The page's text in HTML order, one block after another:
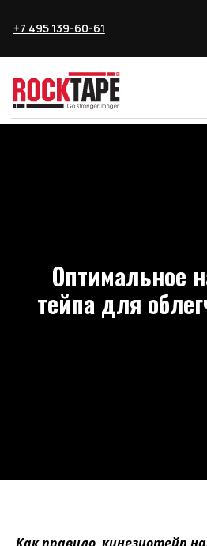
Оптимальное
тейпа для